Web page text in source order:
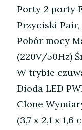
Porty 2 porty
Przyciski
Pobór mocy
(220V/50Hz)
W trybie
Dioda LED
Clone
(3,7 x 2,1 x